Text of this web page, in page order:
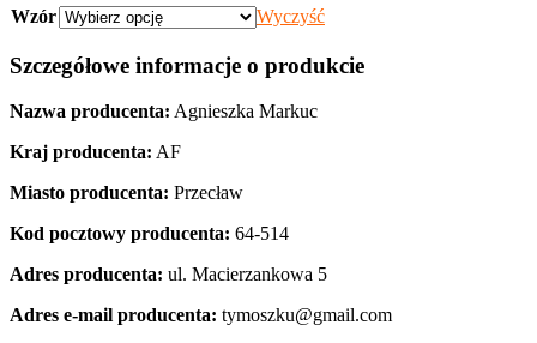
Wzór Wyczyść
Szczegółowe informacje o produkcie
Nazwa producenta: Agnieszka Markuc
Kraj producenta: AF
Miasto producenta: Przecław
Kod pocztowy producenta: 64-514
Adres producenta: ul. Macierzankowa 5
Adres e-mail producenta: tymoszku@gmail.com